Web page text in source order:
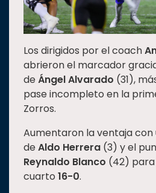
Rectoría
Investigación
Internacionalización
Responsabilidad
social
Vinculación
Universiada
Nacional
Los dirigidos por el coach
abrieron el marcador
deÁngel Alvarado (31),
pase incompleto en la
Zorros.
Aumentaron la ventaja
deAldo Herrera (3) y el
Reynaldo Blanco (42)
cuarto 16-0.